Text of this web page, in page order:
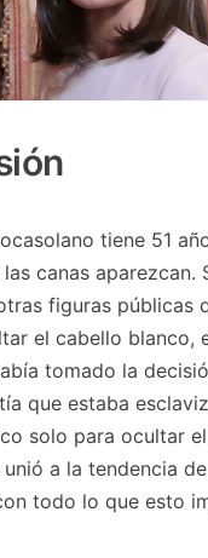
tiene 51
canas aparezcan.
figuras públicas
el cabello blanco,
tomado la
que estaba
solo para ocultar
a la tendencia
todo lo que esto